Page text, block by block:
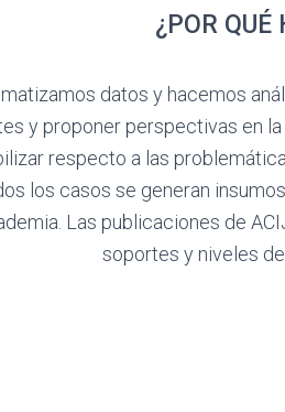
¿POR
datos y hacemos
y proponer perspectivas en
respecto a las
los casos se generan
Las publicaciones de
soportes y niveles